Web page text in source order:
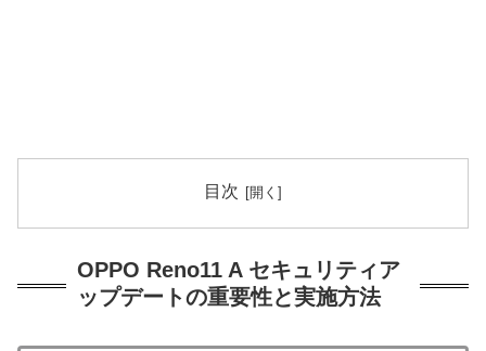
目次
OPPO Reno11 A セキュリティア
ップデートの重要性と実施方法